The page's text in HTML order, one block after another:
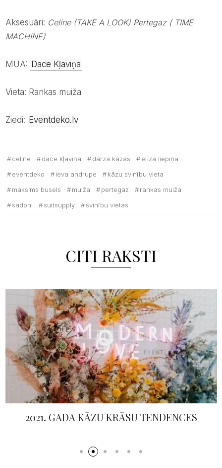
Aksesuāri: Celine (TAKE A LOOK) Pertegaz ( TIME
MACHINE)
MUA: Dace Kļaviņa
Vieta: Rankas muiža
Ziedi: Eventdeko.lv
celine dace kļaviņa dārza kāzas
elīza liepiņa
eventdeko
ieva andrupe
kāzu svinību vieta
maksims busels
muiža pertegaz
rankas muiža
sadoni
suitsupply svinību vietas
CITI RAKSTI
2021. GADA KĀZU KRĀSU TENDENCES